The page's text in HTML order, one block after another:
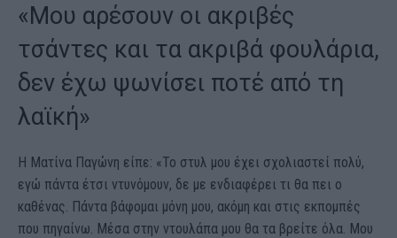
«Μου αρέσουν οι ακριβές
τσάντες και τα ακριβά φουλάρια,
δεν έχω ψωνίσει ποτέ από τη
λαϊκή»
H Ματίνα Παγώνη είπε: «Το στυλ μου έχει σχολιαστεί πολύ,
εγώ πάντα έτσι ντυνόμουν, δε με ενδιαφέρει τι θα πει ο
καθένας. Πάντα βάφομαι μόνη μου, ακόμη και στις εκπομπές
που πηγαίνω. Μέσα στην ντουλάπα μου θα τα βρείτε όλα. Μου